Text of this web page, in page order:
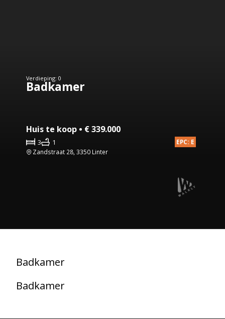
Verdieping: 0
Badkamer
Huis te koop • € 339.000
3 1
EPC: E
Zandstraat 28, 3350 Linter
Badkamer
Badkamer